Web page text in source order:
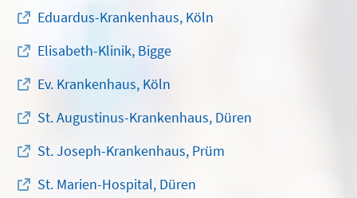
Eduardus-Krankenhaus, Köln
Elisabeth-Klinik, Bigge
Ev. Krankenhaus, Köln
St. Augustinus-Krankenhaus, Düren
St. Joseph-Krankenhaus, Prüm
St. Marien-Hospital, Düren